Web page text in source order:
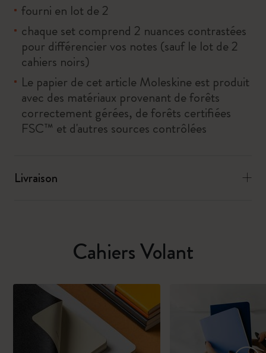
fourni en lot de 2
chaque set comprend 2 nuances contrastées
pour différencier vos notes (sauf le lot de 2
cahiers noirs)
Le papier de cet article Moleskine est produit
avec des matériaux provenant de forêts
correctement gérées, de forêts certifiées
FSC™ et d'autres sources contrôlées
Livraison
Cahiers Volant